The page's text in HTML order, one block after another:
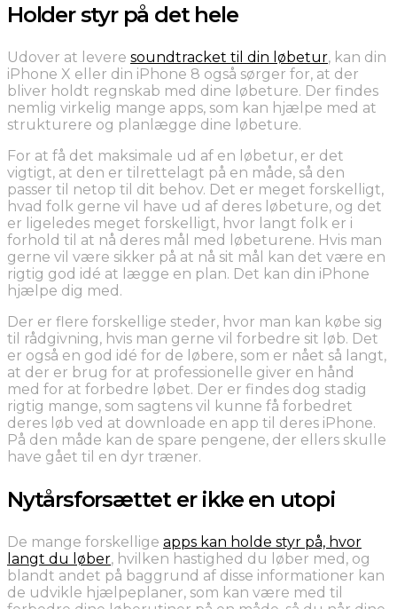
Holder styr på det hele
Udover at levere soundtracket til din løbetur, kan din
iPhone X eller din iPhone 8 også sørger for, at der
bliver holdt regnskab med dine løbeture. Der findes
nemlig virkelig mange apps, som kan hjælpe med at
strukturere og planlægge dine løbeture.
For at få det maksimale ud af en løbetur, er det
vigtigt, at den er tilrettelagt på en måde, så den
passer til netop til dit behov. Det er meget forskelligt,
hvad folk gerne vil have ud af deres løbeture, og det
er ligeledes meget forskelligt, hvor langt folk er i
forhold til at nå deres mål med løbeturene. Hvis man
gerne vil være sikker på at nå sit mål kan det være en
rigtig god idé at lægge en plan. Det kan din iPhone
hjælpe dig med.
Der er flere forskellige steder, hvor man kan købe sig
til rådgivning, hvis man gerne vil forbedre sit løb. Det
er også en god idé for de løbere, som er nået så langt,
at der er brug for at professionelle giver en hånd
med for at forbedre løbet. Der er findes dog stadig
rigtig mange, som sagtens vil kunne få forbedret
deres løb ved at downloade en app til deres iPhone.
På den måde kan de spare pengene, der ellers skulle
have gået til en dyr træner.
Nytårsforsættet er ikke en utopi
De mange forskellige apps kan holde styr på, hvor
langt du løber, hvilken hastighed du løber med, og
blandt andet på baggrund af disse informationer kan
de udvikle hjælpeplaner, som kan være med til